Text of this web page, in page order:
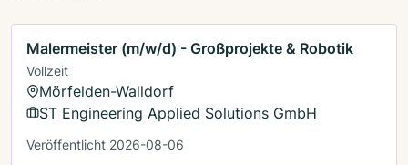
Malermeister (m/w/d) - Großprojekte & Robotik
Vollzeit
Mörfelden-Walldorf
ST Engineering Applied Solutions GmbH
Veröffentlicht 2026-08-06